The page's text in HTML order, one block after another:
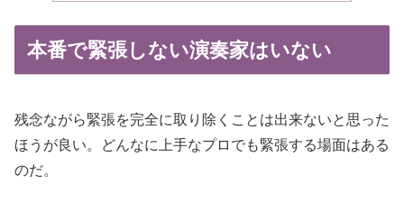
本番で緊張しない演奏家はいない
残念ながら緊張を完全に取り除くことは出来ないと思った
ほうが良い。どんなに上手なプロでも緊張する場面はある
のだ。